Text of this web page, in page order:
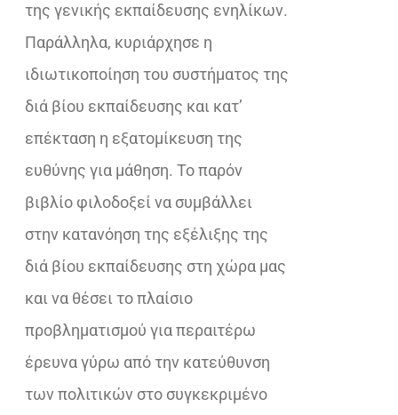
της γενικής εκπαίδευσης ενηλίκων.
Παράλληλα, κυριάρχησε η
ιδιωτικοποίηση του συστήματος της
διά βίου εκπαίδευσης και κατ’
επέκταση η εξατομίκευση της
ευθύνης για μάθηση. Το παρόν
βιβλίο φιλοδοξεί να συμβάλλει
στην κατανόηση της εξέλιξης της
διά βίου εκπαίδευσης στη χώρα μας
και να θέσει το πλαίσιο
προβληματισμού για περαιτέρω
έρευνα γύρω από την κατεύθυνση
των πολιτικών στο συγκεκριμένο